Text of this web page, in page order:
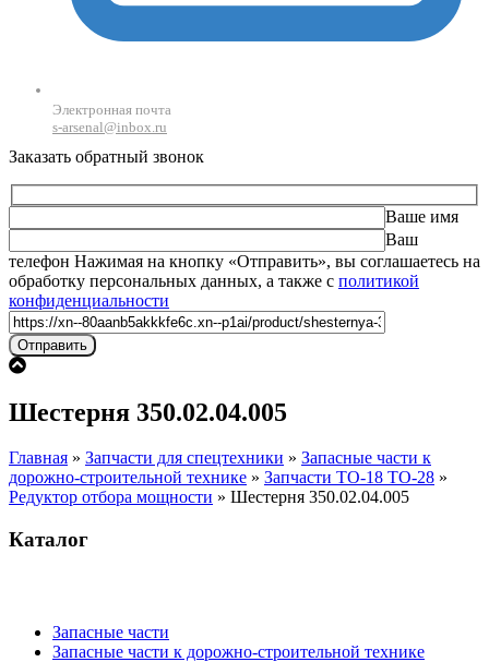
Электронная почта
s-arsenal@inbox.ru
Заказать обратный звонок
Ваше имя
Ваш
телефон Оставьте это поле пустым.
Нажимая на кнопку «Отправить», вы соглашаетесь на
обработку персональных данных, а также с политикой
конфиденциальности
Шестерня 350.02.04.005
Главная » Запчасти для спецтехники » Запасные части к
дорожно-строительной технике » Запчасти ТО-18 ТО-28 »
Редуктор отбора мощности » Шестерня 350.02.04.005
Каталог
Запасные части
Запасные части к дорожно-строительной технике